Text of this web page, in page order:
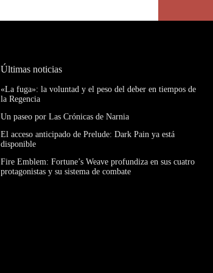
Últimas noticias
«La fuga»: la voluntad y el peso del deber en tiempos de
la Regencia
Un paseo por Las Crónicas de Narnia
El acceso anticipado de Prelude: Dark Pain ya está
disponible
Fire Emblem: Fortune’s Weave profundiza en sus cuatro
protagonistas y su sistema de combate